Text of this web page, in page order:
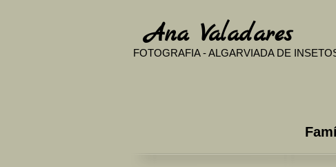
​Ana Valadares
FOTOGRAFIA - ALGARVIADA DE